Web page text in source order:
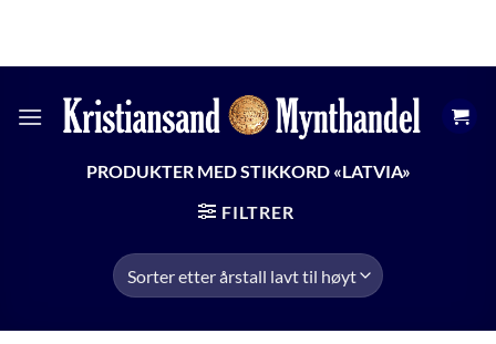
content
PRODUKTER MED STIKKORD «LATVIA»
FILTRER